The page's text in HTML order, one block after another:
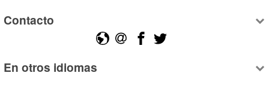
Contacto
En otros idiomas